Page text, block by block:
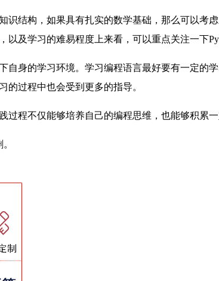
结构，如果具有扎实的数学基础，那么可以考
及学习的难易程度上来看，可以重点关注一下
自身的学习环境。学习编程语言最好要有一定的
的过程中也会受到更多的指导。
程不仅能够培养自己的编程思维，也能够积累